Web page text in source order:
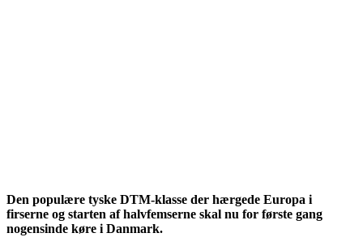
Den populære tyske DTM-klasse der hærgede Europa i
firserne og starten af halvfemserne skal nu for første gang
nogensinde køre i Danmark.